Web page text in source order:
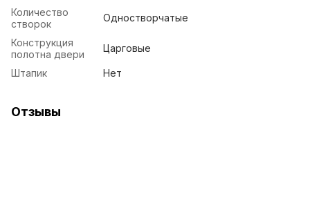
Количество
створок
Одностворчатые
Конструкция
полотна двери
Царговые
Штапик Нет
Отзывы